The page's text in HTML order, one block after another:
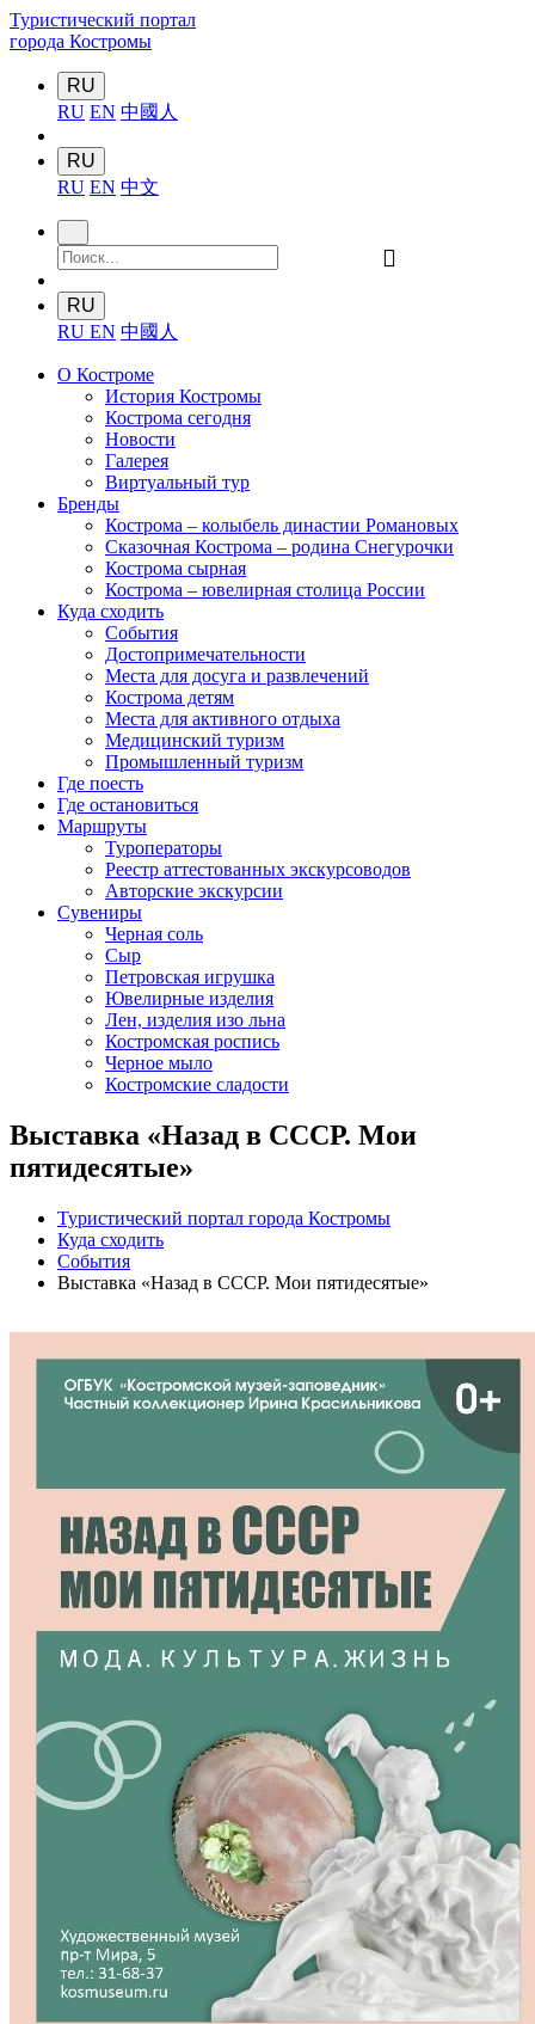
Туристический портал
города Костромы
RU
RU EN 中國人
RU
RU EN 中文
󰍉
RU
RU EN 中國人
О Костроме
История Костромы
Кострома сегодня
Новости
Галерея
Виртуальный тур
Бренды
Кострома – колыбель династии Романовых
Сказочная Кострома – родина Снегурочки
Кострома сырная
Кострома – ювелирная столица России
Куда сходить
События
Достопримечательности
Места для досуга и развлечений
Кострома детям
Места для активного отдыха
Медицинский туризм
Промышленный туризм
Где поесть
Где остановиться
Маршруты
Туроператоры
Реестр аттестованных экскурсоводов
Авторские экскурсии
Сувениры
Черная соль
Сыр
Петровская игрушка
Ювелирные изделия
Лен, изделия изо льна
Костромская роспись
Черное мыло
Костромские сладости
Выставка «Назад в СССР. Мои
пятидесятые»
Туристический портал города Костромы
Куда сходить
События
Выставка «Назад в СССР. Мои пятидесятые»